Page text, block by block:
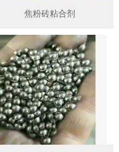
焦粉砖粘合剂